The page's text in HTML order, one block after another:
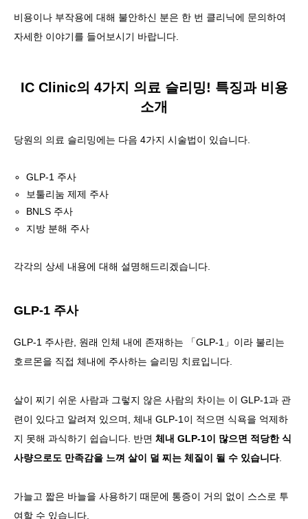
비용이나 부작용에 대해 불안하신 분은 한 번 클리닉에 문의하여
자세한 이야기를 들어보시기 바랍니다.
IC Clinic의 4가지 의료 슬리밍! 특징과 비용
소개
당원의 의료 슬리밍에는 다음 4가지 시술법이 있습니다.
GLP-1 주사
보툴리눔 제제 주사
BNLS 주사
지방 분해 주사
각각의 상세 내용에 대해 설명해드리겠습니다.
GLP-1 주사
GLP-1 주사란, 원래 인체 내에 존재하는 「GLP-1」이라 불리는
호르몬을 직접 체내에 주사하는 슬리밍 치료입니다.
살이 찌기 쉬운 사람과 그렇지 않은 사람의 차이는 이 GLP-1과 관
련이 있다고 알려져 있으며, 체내 GLP-1이 적으면 식욕을 억제하
지 못해 과식하기 쉽습니다. 반면 체내 GLP-1이 많으면 적당한 식
사량으로도 만족감을 느껴 살이 덜 찌는 체질이 될 수 있습니다.
가늘고 짧은 바늘을 사용하기 때문에 통증이 거의 없이 스스로 투
여할 수 있습니다.